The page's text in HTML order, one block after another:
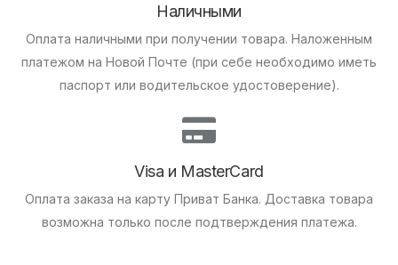
Наличными
Оплата наличными при получении товара. Наложенным
платежом на Новой Почте (при себе необходимо иметь
паспорт или водительское удостоверение).
Visa и MasterCard
Оплата заказа на карту Приват Банка. Доставка товара
возможна только после подтверждения платежа.